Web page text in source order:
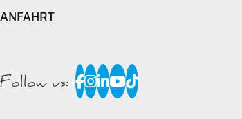
ANFAHRT
Follow us: